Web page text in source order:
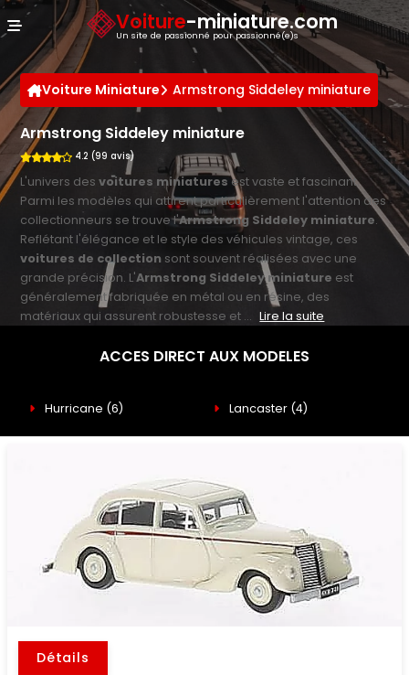
Voiture-miniature.com
Un site de passionné pour passionné(e)s
Voiture Miniature Armstrong Siddeley miniature
Armstrong Siddeley miniature
4.2 (99 avis)
L'univers desvoitures miniaturesest vaste et fascinant.
Parmi les modèles qui attirent particulièrement l'attention des
collectionneurs se trouve l'Armstrong Siddeley miniature.
Reflétant l'élégance et le style des véhicules vintage, ces
voitures de collection sont souvent réalisées avec une
grande précision. L'Armstrong Siddeley miniature est
généralement fabriquée en métal ou en résine, des
matériaux qui assurent robustesse et ... Lire la suite
ACCES DIRECT AUX MODELES
Hurricane (6) Lancaster (4)
Détails
Panneau de gestion des cookies